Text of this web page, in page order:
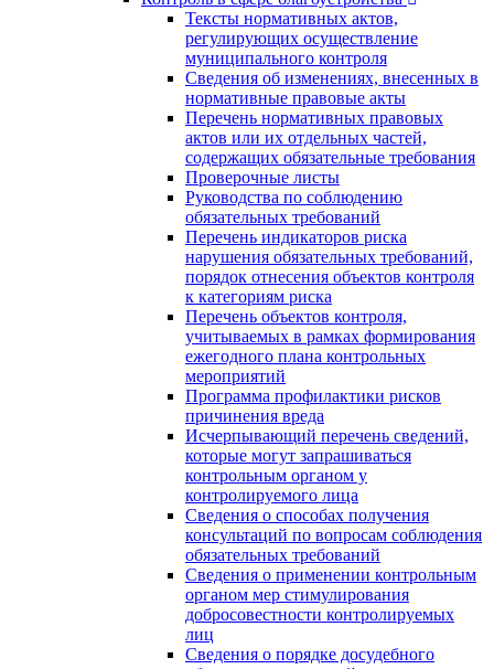
Тексты нормативных актов,
регулирующих осуществление
муниципального контроля
Сведения об изменениях, внесенных в
нормативные правовые акты
Перечень нормативных правовых
актов или их отдельных частей,
содержащих обязательные требования
Проверочные листы
Руководства по соблюдению
обязательных требований
Перечень индикаторов риска
нарушения обязательных требований,
порядок отнесения объектов контроля
к категориям риска
Перечень объектов контроля,
учитываемых в рамках формирования
ежегодного плана контрольных
мероприятий
Программа профилактики рисков
причинения вреда
Исчерпывающий перечень сведений,
которые могут запрашиваться
контрольным органом у
контролируемого лица
Сведения о способах получения
консультаций по вопросам соблюдения
обязательных требований
Сведения о применении контрольным
органом мер стимулирования
добросовестности контролируемых
лиц
Сведения о порядке досудебного